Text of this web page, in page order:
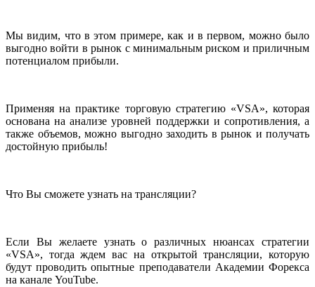
Мы видим, что в этом примере, как и в первом, можно было
выгодно войти в рынок с минимальным риском и приличным
потенциалом прибыли.
Применяя на практике торговую стратегию «VSA», которая
основана на анализе уровней поддержки и сопротивления, а
также объемов, можно выгодно заходить в рынок и получать
достойную прибыль!
Что Вы сможете узнать на трансляции?
Если Вы желаете узнать о различных нюансах стратегии
«VSA», тогда ждем вас на открытой трансляции, которую
будут проводить опытные преподаватели Академии Форекса
на канале YouTube.